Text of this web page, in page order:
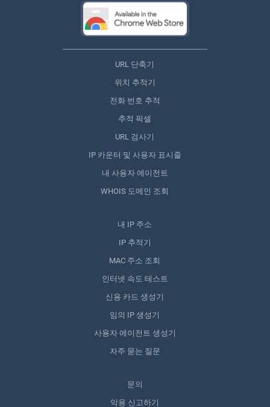
URL 단축기
위치 추적기
전화 번호 추적
추적 픽셀
URL 검사기
IP 카운터 및 사용자 표시줄
내 사용자 에이전트
WHOIS 도메인 조회
내 IP 주소
IP 추적기
MAC 주소 조회
인터넷 속도 테스트
신용 카드 생성기
임의 IP 생성기
사용자 에이전트 생성기
자주 묻는 질문
문의
악용 신고하기